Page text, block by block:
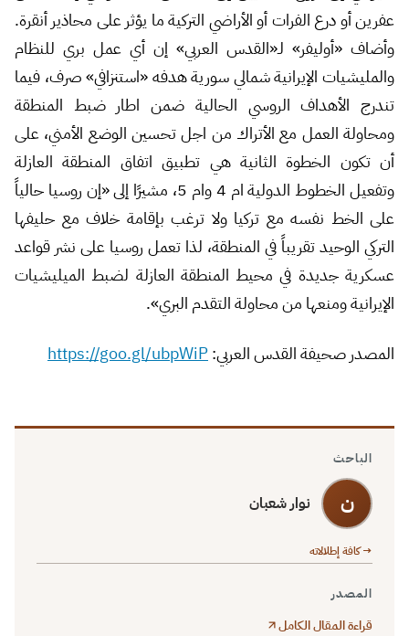
عفرين أو درع الفرات أو الأراضي التركية ما يؤثر على محاذير أنقرة.
وأضاف «أوليفر» لـ«القدس العربي» إن أي عمل بري للنظام
والمليشيات الإيرانية شمالي سورية هدفه «استنزافي» صرف، فيما
تندرج الأهداف الروسي الحالية ضمن اطار ضبط المنطقة
ومحاولة العمل مع الأتراك من اجل تحسين الوضع الأمني، على
أن تكون الخطوة الثانية هي تطبيق اتفاق المنطقة العازلة
وتفعيل الخطوط الدولية ام 4 وام 5، مشيرًا إلى «إن روسيا حالياً
على الخط نفسه مع تركيا ولا ترغب بإقامة خلاف مع حليفها
التركي الوحيد تقريباً في المنطقة، لذا تعمل روسيا على نشر قواعد
عسكرية جديدة في محيط المنطقة العازلة لضبط الميليشيات
الإيرانية ومنعها من محاولة التقدم البري».
المصدر صحيفة القدس العربي:https://goo.gl/ubpWiP
الباحث
ن نوار شعبان
→ كافة إطلالاته
المصدر
قراءة المقال الكامل